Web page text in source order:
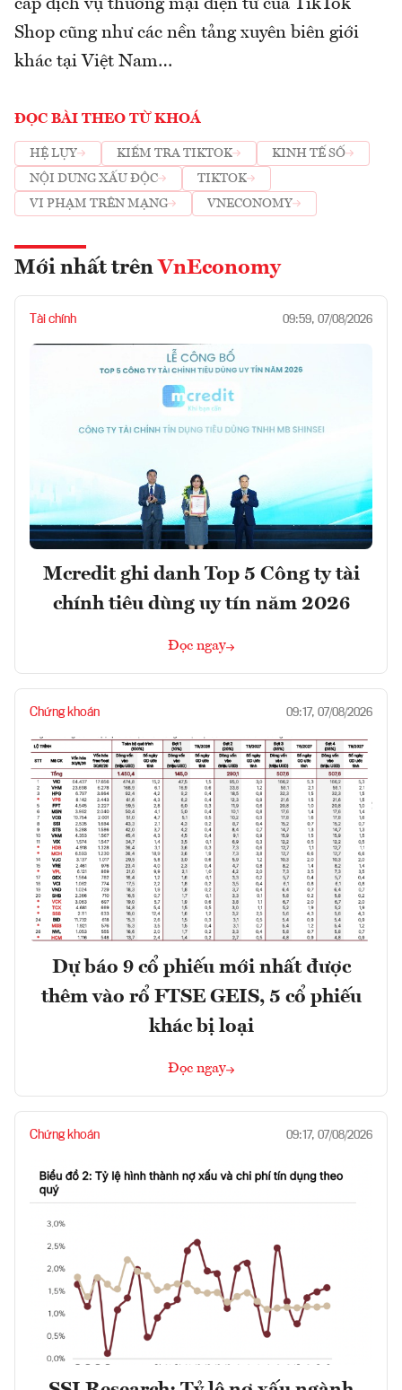
cấp dịch vụ thương mại điện tử của TikTok
Shop cũng như các nền tảng xuyên biên giới
khác tại Việt Nam…
ĐỌC BÀI THEO TỪ KHOÁ
HỆ LỤY KIỂM TRA TIKTOK
KINH TẾ SỐ
NỘI DUNG XẤU ĐỘC
TIKTOK
VI PHẠM TRÊN MẠNG
VNECONOMY
Mới nhất trên VnEconomy
Tài chính 09:59, 07/08/2026
Mcredit ghi danh Top 5 Công ty tài
chính tiêu dùng uy tín năm 2026
Đọc ngay
Chứng khoán 09:17, 07/08/2026
Dự báo 9 cổ phiếu mới nhất được
thêm vào rổ FTSE GEIS, 5 cổ phiếu
khác bị loại
Đọc ngay
Chứng khoán 09:17, 07/08/2026